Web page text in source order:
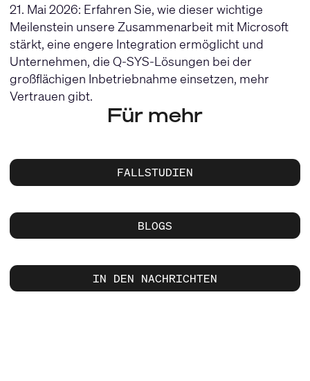
21. Mai 2026: Erfahren Sie, wie dieser wichtige
Meilenstein unsere Zusammenarbeit mit Microsoft
stärkt, eine engere Integration ermöglicht und
Unternehmen, die Q-SYS-Lösungen bei der
großflächigen Inbetriebnahme einsetzen, mehr
Vertrauen gibt.
Für mehr
FALLSTUDIEN
BLOGS
IN DEN NACHRICHTEN